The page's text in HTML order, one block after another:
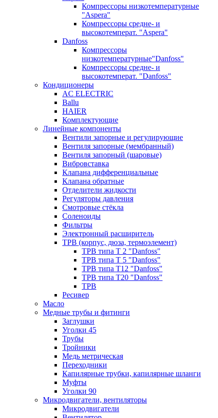
Компрессоры низкотемпературные
"Aspera"
Компрессоры средне- и
высокотемперат. "Aspera"
Danfoss
Компрессоры
низкотемпературные"Danfoss"
Компрессоры средне- и
высокотемперат. "Danfoss"
Кондиционеры
AC ELECTRIC
Ballu
HAIER
Комплектующие
Линейные компоненты
Вентили запорные и регулирующие
Вентиля запорные (мембранный)
Вентиля запорный (шаровые)
Вибровставка
Клапана дифференциальные
Клапана обратные
Отделители жидкости
Регуляторы давления
Смотровые стёкла
Соленоиды
Фильтры
Электронный расширитель
ТРВ (корпус, дюза, термоэлемент)
ТРВ типа Т 2 "Danfoss"
ТРВ типа Т 5 "Danfoss"
ТРВ типа Т12 "Danfoss"
ТРВ типа Т20 "Danfoss"
ТРВ
Ресивер
Масло
Медные трубы и фитинги
Заглушки
Уголки 45
Трубы
Тройники
Медь метрическая
Переходники
Капилярные трубки, капилярные шланги
Муфты
Уголки 90
Микродвигатели, вентиляторы
Микродвигатели